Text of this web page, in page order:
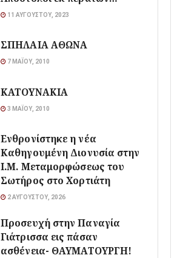
11 ΑΥΓΟΎΣΤΟΥ, 2023
ΣΠΗΛΑΙΑ ΑΘΩΝΑ
7 ΜΑΪ́ΟΥ, 2010
ΚΑΤΟΥΝΑΚΙΑ
3 ΜΑΪ́ΟΥ, 2010
Ενθρονίστηκε η νέα
Καθηγουμένη Διονυσία στην
Ι.Μ. Μεταμορφώσεως του
Σωτήρος στο Χορτιάτη
2 ΑΥΓΟΎΣΤΟΥ, 2026
Προσευχή στην Παναγία
Γιάτρισσα εις πάσαν
ασθένεια- ΘΑΥΜΑΤΟΥΡΓΗ!